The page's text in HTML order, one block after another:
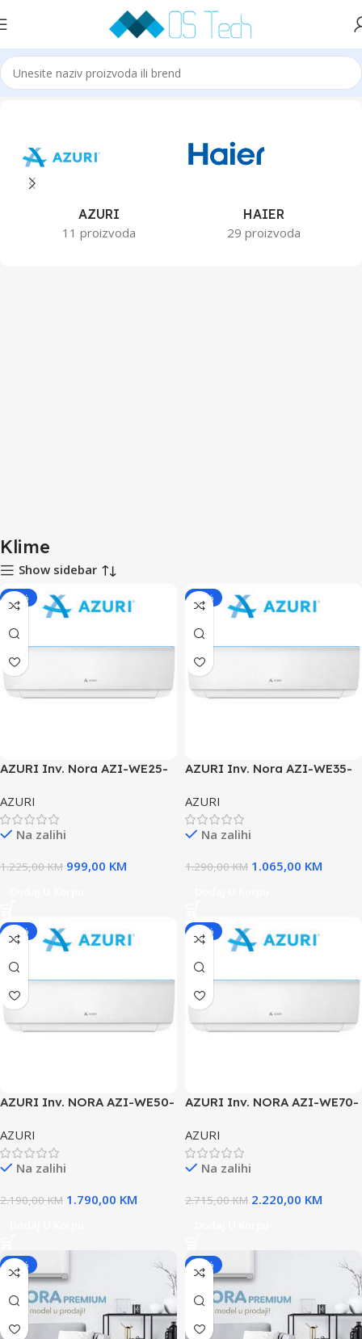
Početna Klime
AZURI
11 proizvoda
HAIER
29 proizvoda
Klime
Show sidebar
-18%
AZURI Inv. Nora AZI-WE25-
AZURI
Na zalihi
1.225,00KM 999,00 KM
-17%
AZURI Inv. Nora AZI-WE35-
AZURI
Na zalihi
1.290,00KM 1.065,00 KM
-18%
AZURI Inv. NORA AZI-WE50-
AZURI
Na zalihi
2.190,00KM 1.790,00 KM
-18%
AZURI Inv. NORA AZI-WE70-
AZURI
Na zalihi
2.715,00KM 2.220,00 KM
-18% -18%